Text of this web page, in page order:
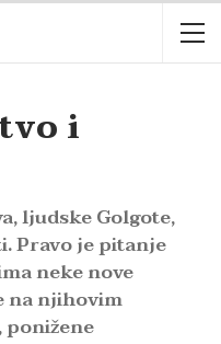
i
ljudske Golgote,
Pravo je pitanje
neke nove
na njihovim
ponižene